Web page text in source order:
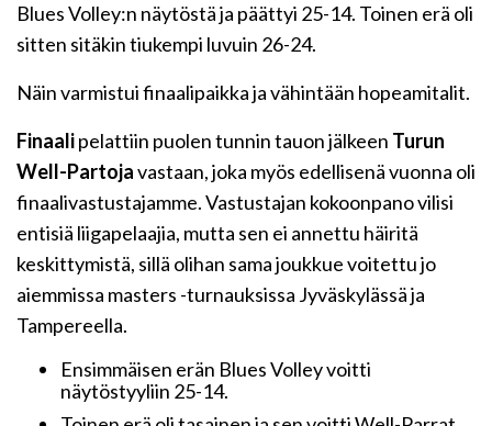
Blues Volley:n näytöstä ja päättyi 25-14. Toinen erä oli
sitten sitäkin tiukempi luvuin 26-24.
Näin varmistui finaalipaikka ja vähintään hopeamitalit.
Finaalipelattiin puolen tunnin tauon jälkeen Turun
Well-Partojavastaan, joka myös edellisenä vuonna oli
finaalivastustajamme. Vastustajan kokoonpano vilisi
entisiä liigapelaajia, mutta sen ei annettu häiritä
keskittymistä, sillä olihan sama joukkue voitettu jo
aiemmissa masters -turnauksissa Jyväskylässä ja
Tampereella.
Ensimmäisen erän Blues Volley voitti
näytöstyyliin 25-14.